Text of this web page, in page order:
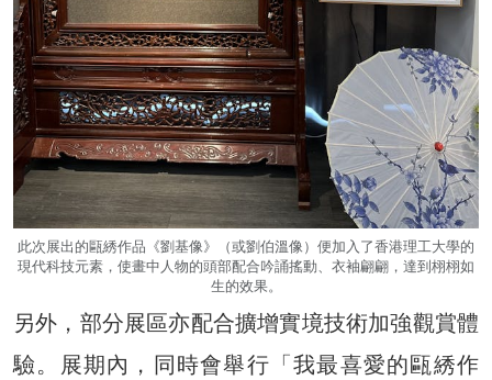
此次展出的甌綉作品《劉基像》（或劉伯溫像）便加入了香港理工大學的
現代科技元素，使畫中人物的頭部配合吟誦搖動、衣袖翩翩，達到栩栩如
生的效果。
另外，部分展區亦配合擴增實境技術加強觀賞體
驗。展期內，同時會舉行「我最喜愛的甌綉作